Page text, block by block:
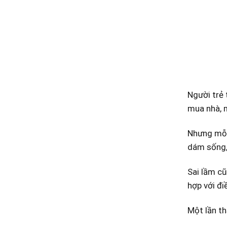
Người trẻ
mua nhà,
Nhưng
dám
Sai lầm
hợp với
Một lần